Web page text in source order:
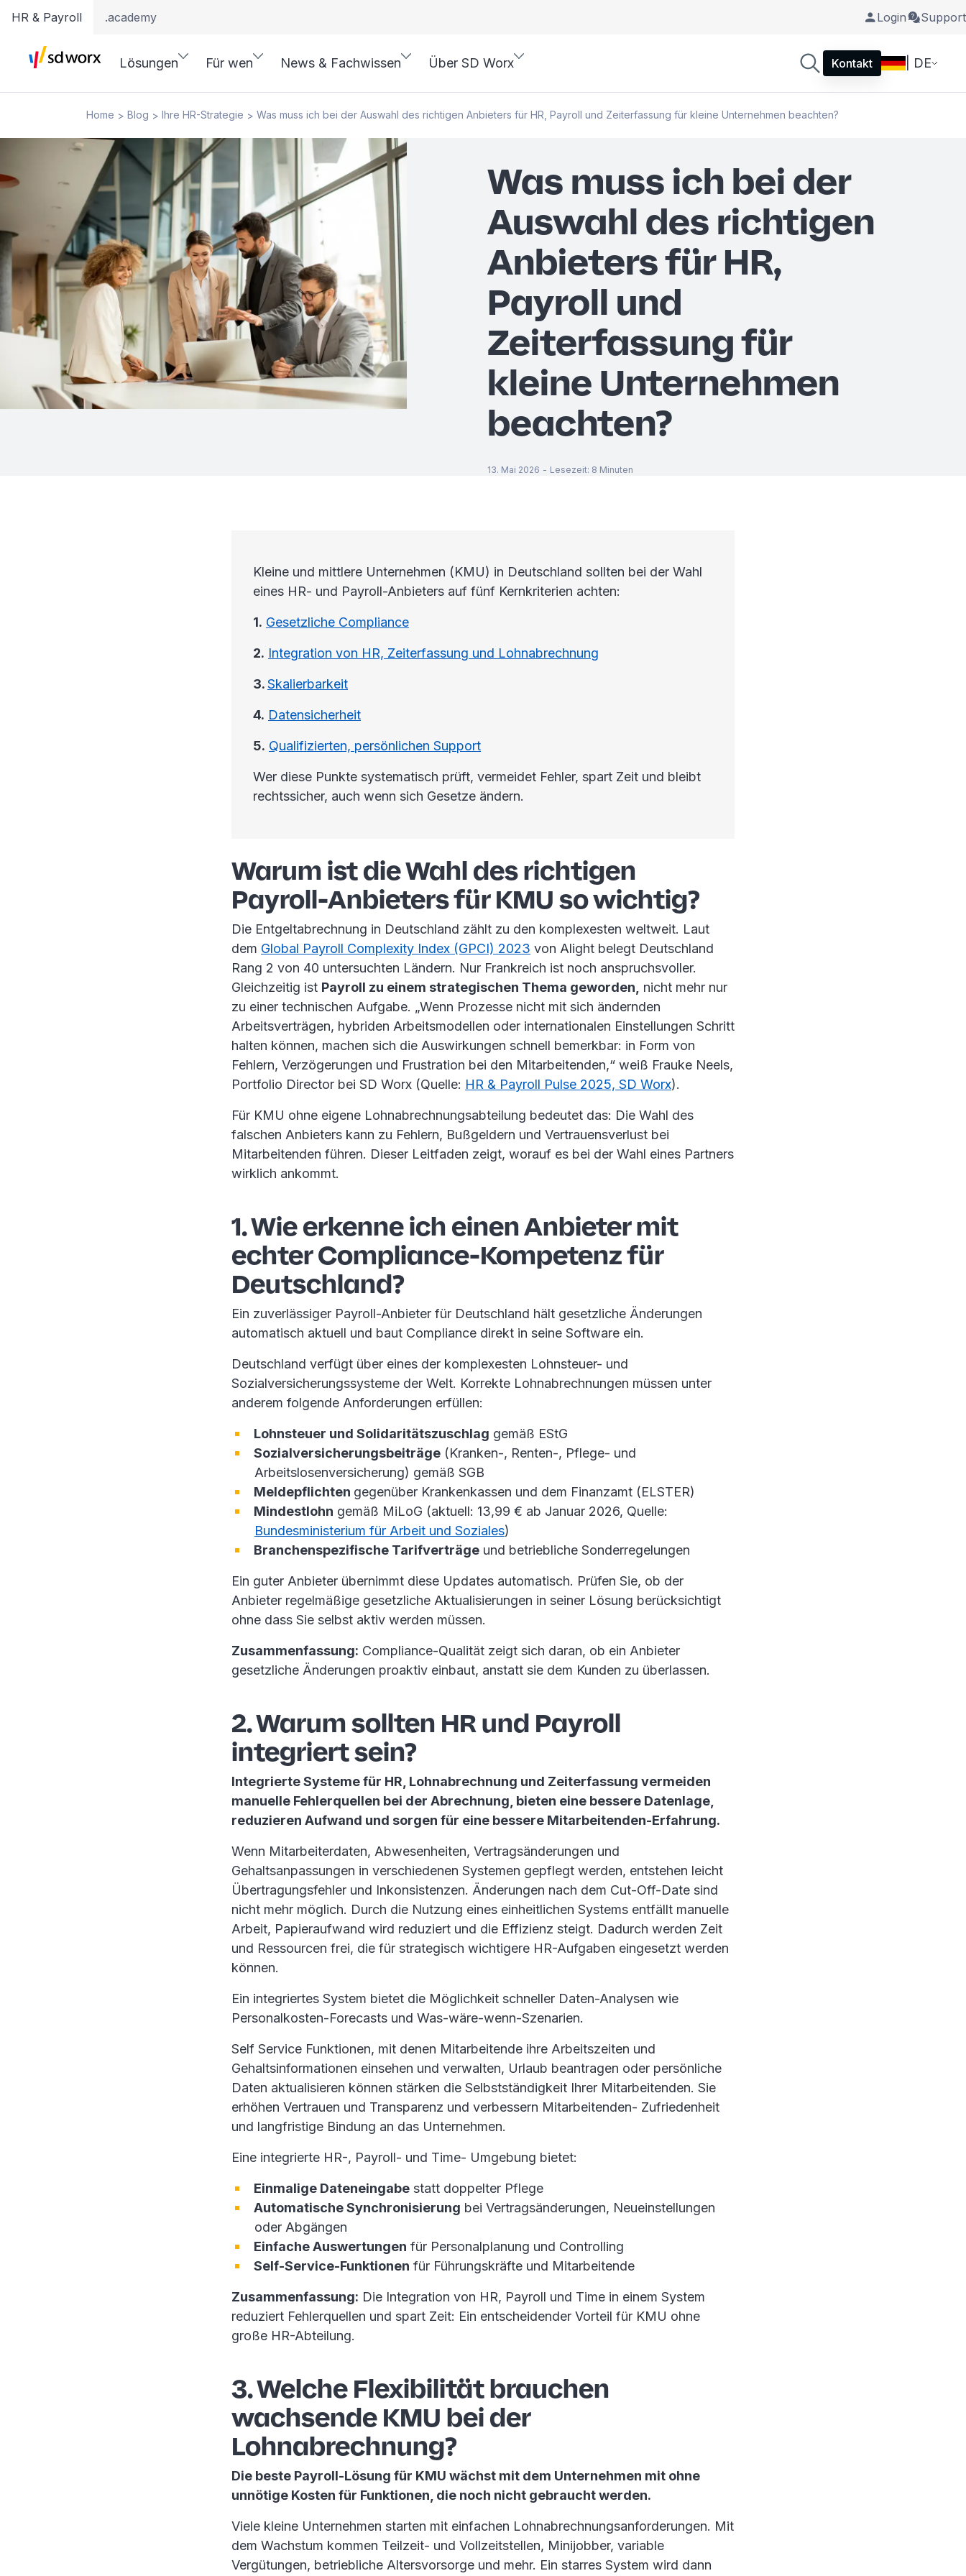
HR & Payroll .academy Login Support
Lösungen Für wen News & Fachwissen Über SD Worx Kontakt | DE
Home > Blog > Ihre HR-Strategie > Was muss ich bei der Auswahl des richtigen Anbieters für HR, Payroll und Zeiterfassung für kleine Unternehmen beachten?
Was muss ich bei der
Auswahl des richtigen
Anbieters für HR,
Payroll und
Zeiterfassung für
kleine Unternehmen
beachten?
13. Mai 2026 - Lesezeit: 8 Minuten
Kleine und mittlere Unternehmen (KMU) in Deutschland sollten bei der Wahl
eines HR- und Payroll-Anbieters auf fünf Kernkriterien achten:
1. Gesetzliche Compliance
2. Integration von HR, Zeiterfassung und Lohnabrechnung
3.Skalierbarkeit
4. Datensicherheit
5. Qualifizierten, persönlichen Support
Wer diese Punkte systematisch prüft, vermeidet Fehler, spart Zeit und bleibt
rechtssicher, auch wenn sich Gesetze ändern.
Warum ist die Wahl des richtigen
Payroll-Anbieters für KMU so wichtig?
Die Entgeltabrechnung in Deutschland zählt zu den komplexesten weltweit. Laut
dem Global Payroll Complexity Index (GPCI) 2023 von Alight belegt Deutschland
Rang 2 von 40 untersuchten Ländern. Nur Frankreich ist noch anspruchsvoller.
Gleichzeitig ist Payroll zu einem strategischen Thema geworden,
nicht mehr nur
zu einer technischen Aufgabe. „Wenn Prozesse nicht mit sich ändernden
Arbeitsverträgen, hybriden Arbeitsmodellen oder internationalen Einstellungen Schritt
halten können, machen sich die Auswirkungen schnell bemerkbar: in Form von
Fehlern, Verzögerungen und Frustration bei den Mitarbeitenden,“ weiß Frauke Neels,
Portfolio Director bei SD Worx (Quelle: HR & Payroll Pulse 2025, SD Worx).
Für KMU ohne eigene Lohnabrechnungsabteilung bedeutet das: Die Wahl des
falschen Anbieters kann zu Fehlern, Bußgeldern und Vertrauensverlust bei
Mitarbeitenden führen. Dieser Leitfaden zeigt, worauf es bei der Wahl eines Partners
wirklich ankommt.
1. Wie erkenne ich einen Anbieter mit
echter Compliance-Kompetenz für
Deutschland?
Ein zuverlässiger Payroll-Anbieter für Deutschland hält gesetzliche Änderungen
automatisch aktuell und baut Compliance direkt in seine Software ein.
Deutschland verfügt über eines der komplexesten Lohnsteuer- und
Sozialversicherungssysteme der Welt. Korrekte Lohnabrechnungen müssen unter
anderem folgende Anforderungen erfüllen:
Lohnsteuer und Solidaritätszuschlag gemäß EStG
Sozialversicherungsbeiträge (Kranken-, Renten-, Pflege- und
Arbeitslosenversicherung) gemäß SGB
Meldepflichten gegenüber Krankenkassen und dem Finanzamt (ELSTER)
Mindestlohn gemäß MiLoG (aktuell: 13,99 € ab Januar 2026, Quelle:
Bundesministerium für Arbeit und Soziales)
Branchenspezifische Tarifverträge und betriebliche Sonderregelungen
Ein guter Anbieter übernimmt diese Updates automatisch. Prüfen Sie, ob der
Anbieter regelmäßige gesetzliche Aktualisierungen in seiner Lösung berücksichtigt
ohne dass Sie selbst aktiv werden müssen.
Zusammenfassung: Compliance-Qualität zeigt sich daran, ob ein Anbieter
gesetzliche Änderungen proaktiv einbaut, anstatt sie dem Kunden zu überlassen.
2. Warum sollten HR und Payroll
integriert sein?
Integrierte Systeme für HR, Lohnabrechnung und Zeiterfassung vermeiden
manuelle Fehlerquellen bei der Abrechnung, bieten eine bessere Datenlage,
reduzieren Aufwand und sorgen für eine bessere Mitarbeitenden-Erfahrung.
Wenn Mitarbeiterdaten, Abwesenheiten, Vertragsänderungen und
Gehaltsanpassungen in verschiedenen Systemen gepflegt werden, entstehen leicht
Übertragungsfehler und Inkonsistenzen. Änderungen nach dem Cut-Off-Date sind
nicht mehr möglich. Durch die Nutzung eines einheitlichen Systems entfällt manuelle
Arbeit, Papieraufwand wird reduziert und die Effizienz steigt. Dadurch werden Zeit
und Ressourcen frei, die für strategisch wichtigere HR-Aufgaben eingesetzt werden
können.
Ein integriertes System bietet die Möglichkeit schneller Daten-Analysen wie
Personalkosten-Forecasts und Was-wäre-wenn-Szenarien.
Self Service Funktionen, mit denen Mitarbeitende ihre Arbeitszeiten und
Gehaltsinformationen einsehen und verwalten, Urlaub beantragen oder persönliche
Daten aktualisieren können stärken die Selbstständigkeit Ihrer Mitarbeitenden. Sie
erhöhen Vertrauen und Transparenz und verbessern Mitarbeitenden- Zufriedenheit
und langfristige Bindung an das Unternehmen.
Eine integrierte HR-, Payroll- und Time- Umgebung bietet:
Einmalige Dateneingabe statt doppelter Pflege
Automatische Synchronisierung bei Vertragsänderungen, Neueinstellungen
oder Abgängen
Einfache Auswertungen für Personalplanung und Controlling
Self-Service-Funktionen für Führungskräfte und Mitarbeitende
Zusammenfassung: Die Integration von HR, Payroll und Time in einem System
reduziert Fehlerquellen und spart Zeit: Ein entscheidender Vorteil für KMU ohne
große HR-Abteilung.
3. Welche Flexibilität brauchen
wachsende KMU bei der
Lohnabrechnung?
Die beste Payroll-Lösung für KMU wächst mit dem Unternehmen mit ohne
unnötige Kosten für Funktionen, die noch nicht gebraucht werden.
Viele kleine Unternehmen starten mit einfachen Lohnabrechnungsanforderungen. Mit
dem Wachstum kommen Teilzeit- und Vollzeitstellen, Minijobber, variable
Vergütungen, betriebliche Altersvorsorge und mehr. Ein starres System wird dann